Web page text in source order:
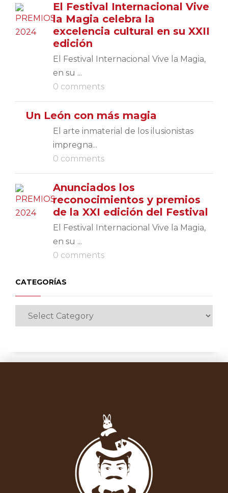
El Festival Internacional Vive
la Magia celebra la
excelencia cultural en su XXII
edición
El Festival Internacional Vive la Magia,
en su ...
0 comments
Un León con más magia
El arte inmaterial de los ilusionistas
impregna...
0 comments
Anunciados los
reconocimientos y premios
de la XXI edición del Festival
El Festival Internacional Vive la Magia,
en su ...
0 comments
CATEGORÍAS